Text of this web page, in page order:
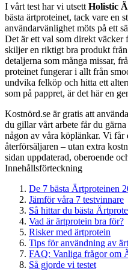
I vårt test har vi utsett Holistic
bästa ärtproteinet, tack vare en
användarvänlighet möts på ett
Det är ett val som direkt väcker
skiljer en riktigt bra produkt
detaljerna som många missar,
proteinet fungerar i allt från
undvika felköp och hitta ett
som på pappret, är det här en
Kostnörd.se är gratis att
du gillar vårt arbete får du
någon av våra köplänkar. Vi
återförsäljaren – utan extra
sidan uppdaterad, oberoende
Innehållsförteckning
De 7 bästa Ärtproteinen
Jämför våra 7 testvinnare
Så hittar du bästa
Vad är ärtprotein bra för?
Risker med ärtprotein
Tips för användning av
FAQ: Vanliga frågor om
Så gjorde vi testet